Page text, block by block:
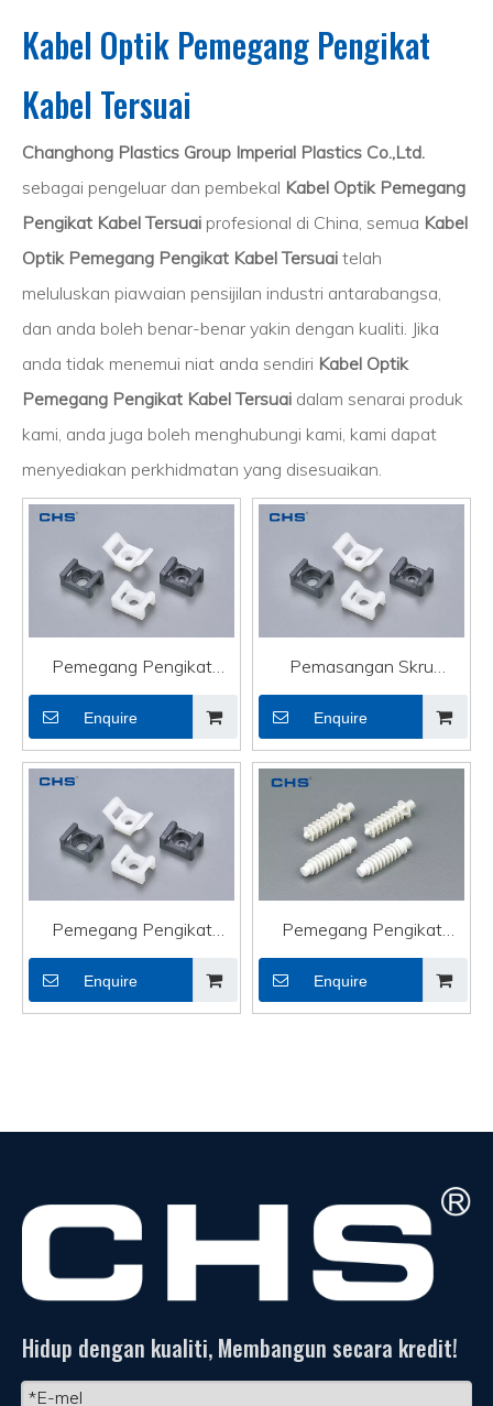
Kabel Optik Pemegang Pengikat
Kabel Tersuai
Changhong Plastics Group Imperial Plastics Co.,Ltd.
sebagai pengeluar dan pembekal Kabel Optik Pemegang
Pengikat Kabel Tersuai profesional di China, semua Kabel
Optik Pemegang Pengikat Kabel Tersuai telah
meluluskan piawaian pensijilan industri antarabangsa,
dan anda boleh benar-benar yakin dengan kualiti. Jika
anda tidak menemui niat anda sendiri Kabel Optik
Pemegang Pengikat Kabel Tersuai dalam senarai produk
kami, anda juga boleh menghubungi kami, kami dapat
menyediakan perkhidmatan yang disesuaikan.
Pemegang Pengikat
Kabel Tersuai Melekit
Kabel Optik CTH-2A
Enquire
Pemasangan Skru
Pemegang Pengikat
Kabel Tersuai Kabel Optik
CTH-2D
Enquire
Pemegang Pengikat
Kabel Tersuai PA Kabel
Optik CTH-2C
Enquire
Pemegang Pengikat
Kabel Tersuai Zip
Pemegang Pengikat
Enquire
Hidup dengan kualiti, Membangun secara kredit!